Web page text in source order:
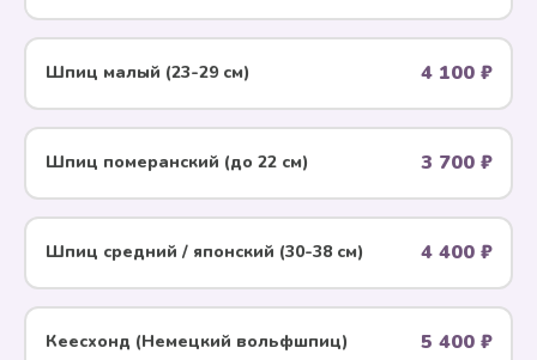
Шпиц малый (23-29 см) 4 100 ₽
Шпиц померанский (до 22 см) 3 700 ₽
Шпиц средний / японский (30-38 см) 4 400 ₽
Кеесхонд (Немецкий вольфшпиц) 5 400 ₽